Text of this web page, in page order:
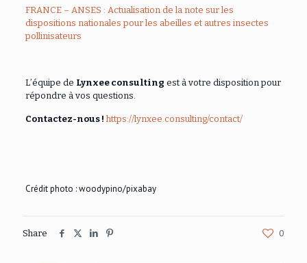
FRANCE – ANSES : Actualisation de la note sur les
dispositions nationales pour les abeilles et autres insectes
pollinisateurs
L’équipe de Lynxee consulting est à votre disposition pour
répondre à vos questions.
Contactez-nous ! https://lynxee.consulting/contact/
Crédit photo : woodypino/pixabay
Share 0